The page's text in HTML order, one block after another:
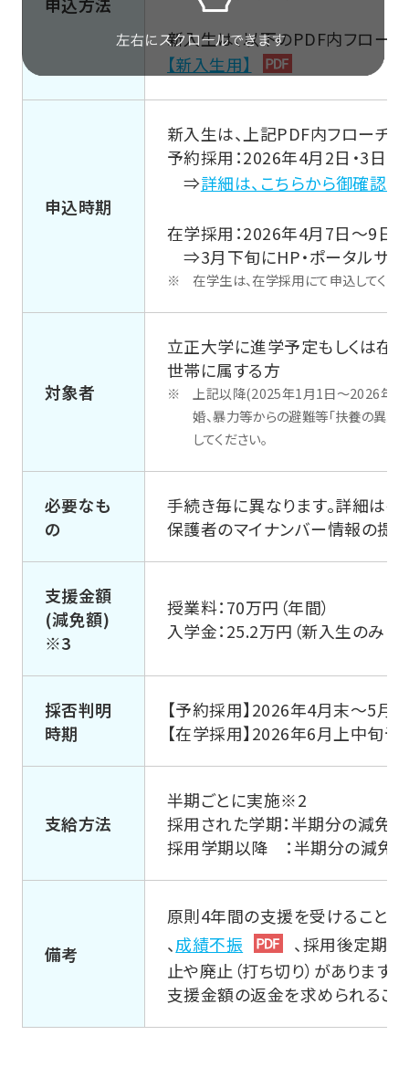
新入生は、以下のPDF内フローチ
【新入生用】
申込時期
新入生は、上記PDF内フローチ
予約採用：2026年4月2日・3日・
⇒詳細は、こちらから御確認く
在学採用：2026年4月7日～9日
⇒3月下旬にHP・ポータルサイ
在学生は、在学採用にて申込してくだ
対象者
立正大学に進学予定もしくは在
世帯に属する方
上記以降(2025年1月1日～2026年3
婚、暴力等からの避難等「扶養の異動
してください。
必要なも
の
手続き毎に異なります。詳細は
保護者のマイナンバー情報の提
支援金額
(減免額)
※3
授業料：70万円（年間）
入学金：25.2万円（新入生のみ・1
採否判明
時期
【予約採用】2026年4月末～5月
【在学採用】2026年6月上中旬予
支給方法
半期ごとに実施※2
採用された学期：半期分の減免
採用学期以降 ：半期分の減免
備考
原則4年間の支援を受けることが
、成績不振
、採用後定期
止や廃止（打ち切り）がありま
支援金額の返金を求められること